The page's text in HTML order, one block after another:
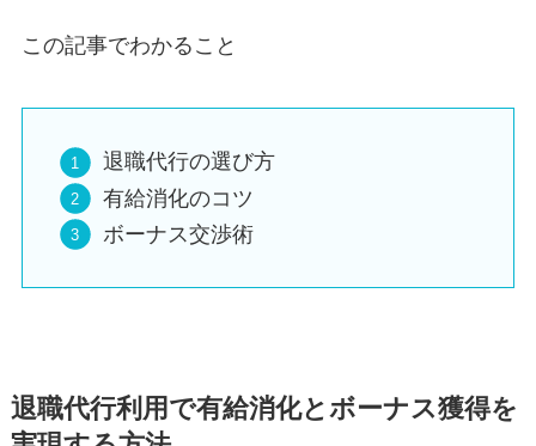
この記事でわかること
退職代行の選び方
有給消化のコツ
ボーナス交渉術
退職代行利用で有給消化とボーナス獲得を